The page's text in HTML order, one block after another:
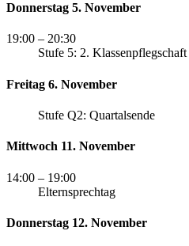
Donnerstag 5. November
19:00 – 20:30
Stufe 5: 2. Klassenpflegschaft
Freitag 6. November
Stufe Q2: Quartalsende
Mittwoch 11. November
14:00 – 19:00
Elternsprechtag
Donnerstag 12. November